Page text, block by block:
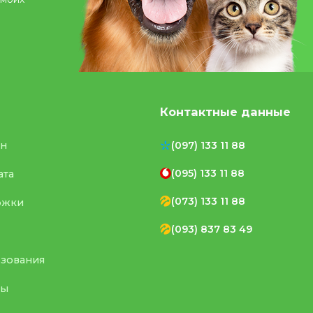
Контактные данные
(097) 133 11 88
(095) 133 11 88
(073) 133 11 88
(093) 837 83 49